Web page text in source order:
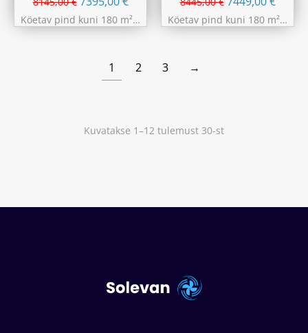
Köetav pind kuni 180 m²… Köetav pind kuni 180 m²…
1 2 3 →
Kuvatakse 1–12 tulemust 30-st